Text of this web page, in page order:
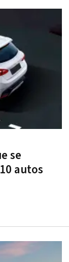
se
autos